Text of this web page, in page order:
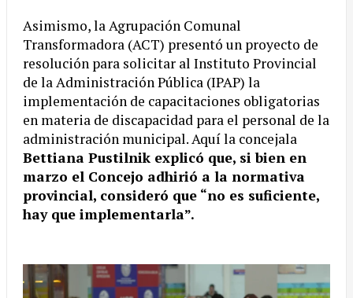
Asimismo, la Agrupación Comunal
Transformadora (ACT) presentó un proyecto de
resolución para solicitar al Instituto Provincial
de la Administración Pública (IPAP) la
implementación de capacitaciones obligatorias
en materia de discapacidad para el personal de la
administración municipal. Aquí la concejala
Bettiana Pustilnik explicó que, si bien en
marzo el Concejo adhirió a la normativa
provincial, consideró que “no es suficiente,
hay que implementarla”.